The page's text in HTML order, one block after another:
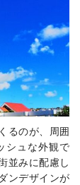
るのが、周囲
シュな外観で
並みに配慮し
ンデザインが